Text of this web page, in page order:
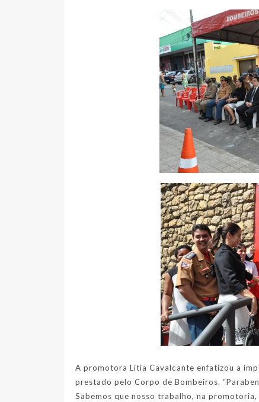
A promotora Lítia Cavalcante enfatizou a
prestado pelo Corpo de Bombeiros.
Sabemos que nosso trabalho, na